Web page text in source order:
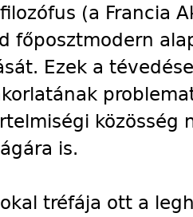
(a Francia
főposztmodern
Ezek a
közösség
is.
tréfája ott a